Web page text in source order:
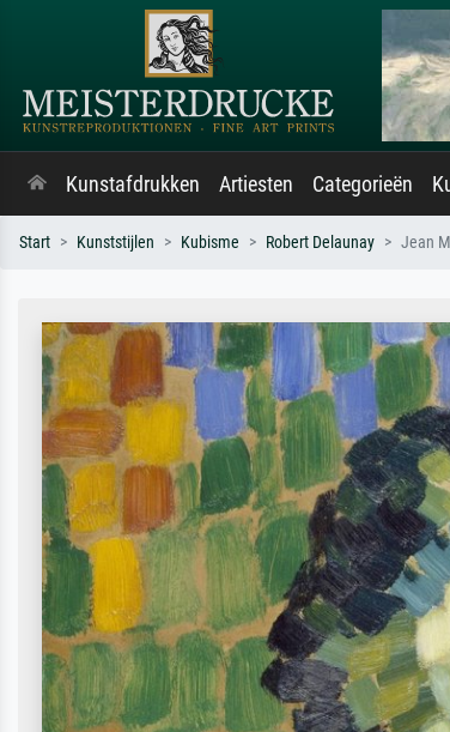
Kunstafdrukken Artiesten Categorieën
Start Kunststijlen Kubisme Robert Delaunay Jean